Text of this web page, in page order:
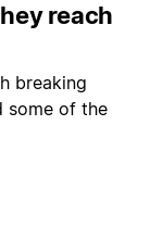
reach
breaking
some of the